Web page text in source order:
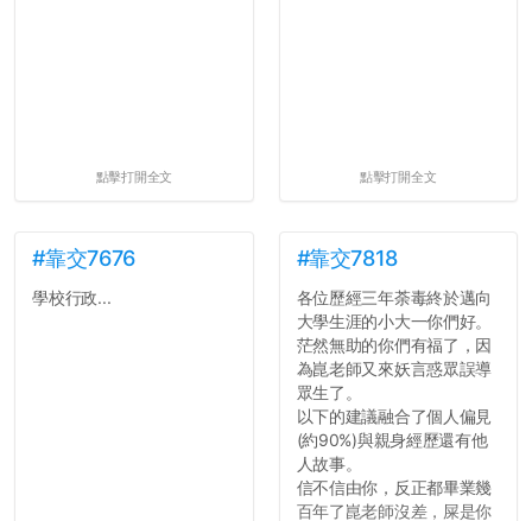
點擊打開全文 點擊打開全文
#靠交7676
學校行政...
#靠交7818
各位歷經三年荼毒終於邁向
大學生涯的小大一你們好。
茫然無助的你們有福了，因
為崑老師又來妖言惑眾誤導
眾生了。
以下的建議融合了個人偏見
(約90%)與親身經歷還有他
人故事。
信不信由你，反正都畢業幾
百年了崑老師沒差，屎是你